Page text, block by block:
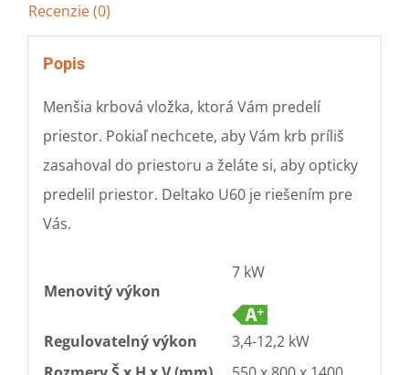
Recenzie (0)
Popis
Menšia krbová vložka, ktorá Vám predelí
priestor. Pokiaľ nechcete, aby Vám krb príliš
zasahoval do priestoru a želáte si, aby opticky
predelil priestor. Deltako U60 je riešením pre
Vás.
Menovitý výkon
7 kW
Regulovatelný výkon
3,4-12,2 kW